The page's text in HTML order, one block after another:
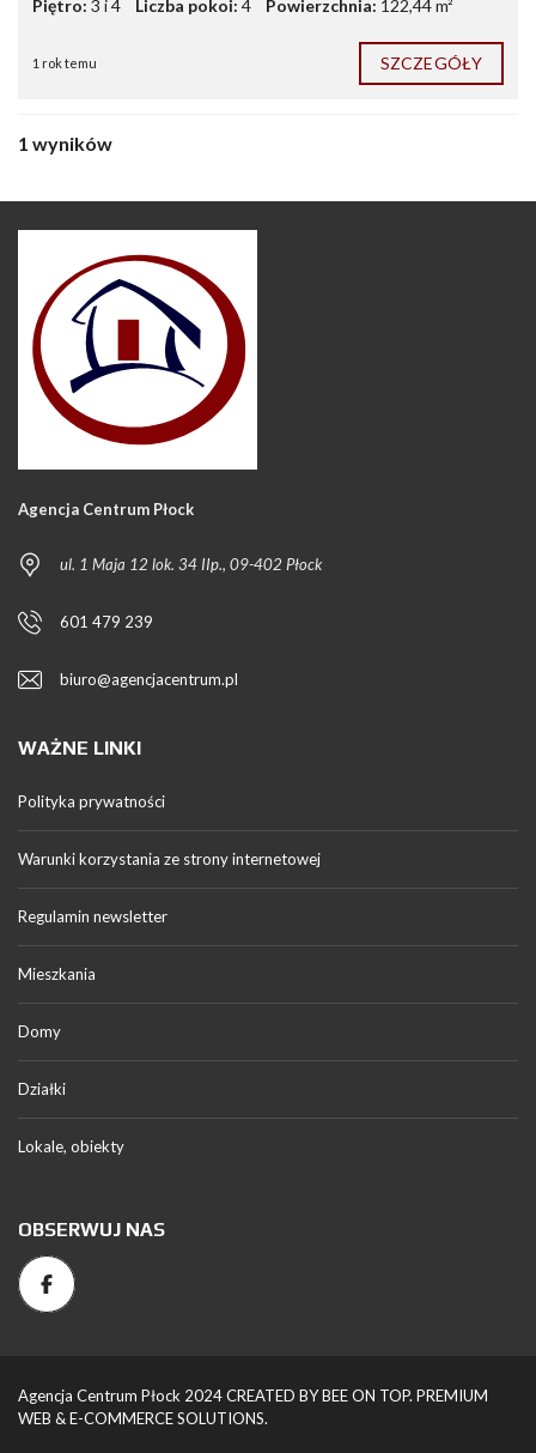
Piętro: 3 i 4 Liczba pokoi: 4 Powierzchnia: 122,44 m²
1 rok temu SZCZEGÓŁY
1 wyników
Agencja Centrum Płock
ul. 1 Maja 12 lok. 34 IIp., 09-402 Płock
601 479 239
biuro@agencjacentrum.pl
WAŻNE LINKI
Polityka prywatności
Warunki korzystania ze strony internetowej
Regulamin newsletter
Mieszkania
Domy
Działki
Lokale, obiekty
OBSERWUJ NAS
Agencja Centrum Płock 2024 CREATED BY BEE ON TOP. PREMIUM
WEB & E-COMMERCE SOLUTIONS.